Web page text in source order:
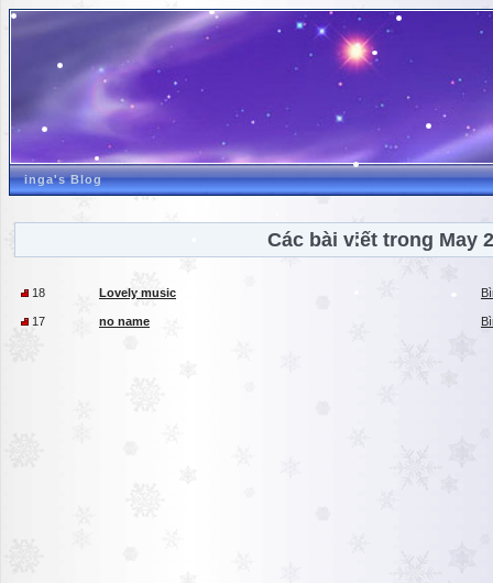
inga's Blog
Các bài viết trong May
18 Lovely music
17 no name